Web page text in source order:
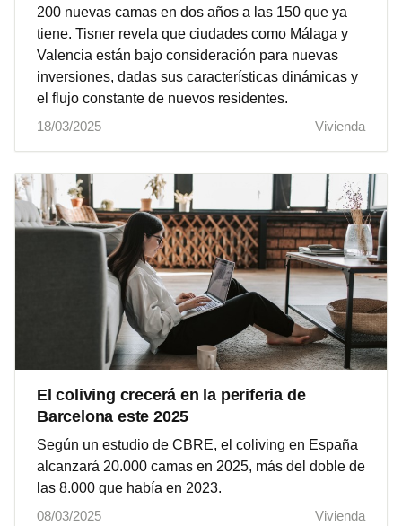
200 nuevas camas en dos años a las 150 que ya
tiene. Tisner revela que ciudades como Málaga y
Valencia están bajo consideración para nuevas
inversiones, dadas sus características dinámicas y
el flujo constante de nuevos residentes.
18/03/2025
Vivienda
El coliving crecerá en la periferia de
Barcelona este 2025
Según un estudio de CBRE, el coliving en España
alcanzará 20.000 camas en 2025, más del doble de
las 8.000 que había en 2023.
08/03/2025
Vivienda